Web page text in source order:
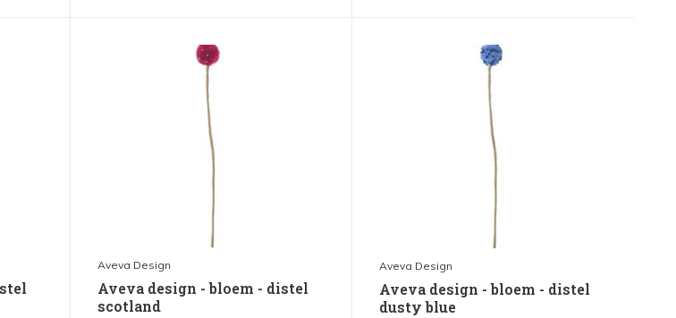
Aveva Design
Aveva design - bloem - distel
scotland
Aveva Design
Aveva design - bloem - distel
dusty blue